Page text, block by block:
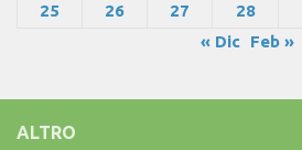
25
26 27 28
« Dic
Feb »
ALTRO